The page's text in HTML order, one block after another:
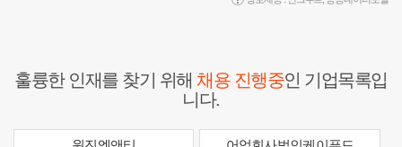
훌륭한 인재를 찾기 위해채용 진행중인 기업목록입
니다.